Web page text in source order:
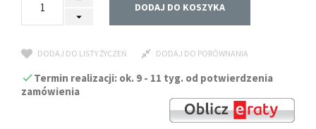
DODAJ DO KOSZYKA
DODAJ DO LISTY ŻYCZEŃ DODAJ DO PORÓWNANIA
Termin realizacji: ok. 9 - 11 tyg. od potwierdzenia
zamówienia